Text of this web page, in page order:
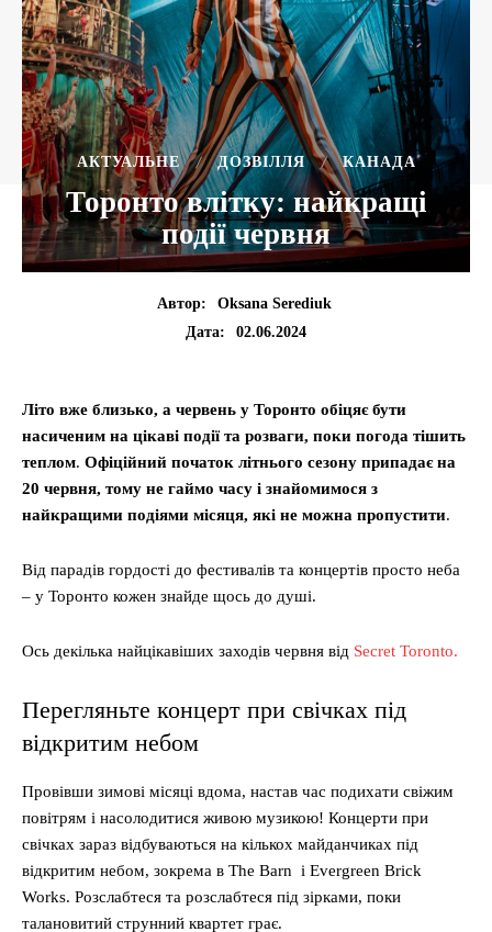
АКТУАЛЬНЕ ДОЗВІЛЛЯ КАНАДА
Торонто влітку: найкращі
події червня
Автор:
Oksana Serediuk
Дата:
02.06.2024
Літо вже близько, а червень у Торонто обіцяє бути
насиченим на цікаві події та розваги, поки погода тішить
теплом. Офіційний початок літнього сезону припадає на
20 червня, тому не гаймо часу і знайомимося з
найкращими подіями місяця, які не можна пропустити.
Від парадів гордості до фестивалів та концертів просто неба
– у Торонто кожен знайде щось до душі.
Ось декілька найцікавіших заходів червня від Secret Toronto.
Перегляньте концерт при свічках під
відкритим небом
Провівши зимові місяці вдома, настав час подихати свіжим
повітрям і насолодитися живою музикою! Концерти при
свічках зараз відбуваються на кількох майданчиках під
відкритим небом, зокрема в The Barn і Evergreen Brick
Works. Розслабтеся та розслабтеся під зірками, поки
талановитий струнний квартет грає.